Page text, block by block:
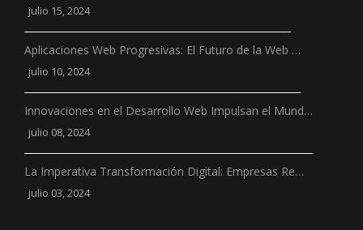
julio 15, 2024
Aplicaciones Web Progresivas: El Futuro de la Web …
julio 10, 2024
Innovaciones en el Desarrollo Web Impulsan el Mund…
julio 08, 2024
La Imperativa Transformación Digital: Empresas Re…
julio 03, 2024